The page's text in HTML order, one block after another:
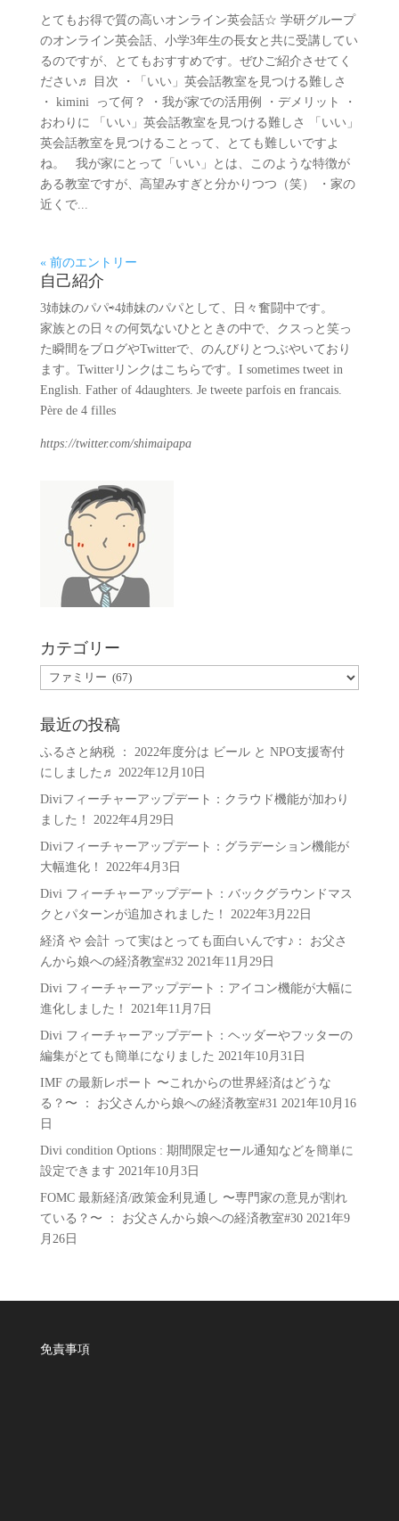
とてもお得で質の高いオンライン英会話☆ 学研グループ
のオンライン英会話、小学3年生の長女と共に受講してい
るのですが、とてもおすすめです。ぜひご紹介させてく
ださい♬ 目次 ・「いい」英会話教室を見つける難しさ
・ kimini って何？ ・我が家での活用例 ・デメリット ・
おわりに 「いい」英会話教室を見つける難しさ 「いい」
英会話教室を見つけることって、とても難しいですよ
ね。 我が家にとって「いい」とは、このような特徴が
ある教室ですが、高望みすぎと分かりつつ（笑） ・家の
近くで...
« 前のエントリー
自己紹介
3姉妹のパパ⇨4姉妹のパパとして、日々奮闘中です。
家族との日々の何気ないひとときの中で、クスっと笑っ
た瞬間をブログやTwitterで、のんびりとつぶやいており
ます。Twitterリンクはこちらです。I sometimes tweet in
English. Father of 4daughters. Je tweete parfois en francais.
Père de 4 filles
https://twitter.com/shimaipapa
カテゴリー
カ
ゴ
リ
ー
最近の投稿
ふるさと納税 ： 2022年度分は ビール と NPO支援寄付
にしました♬
2022年12月10日
Diviフィーチャーアップデート：クラウド機能が加わり
ました！
2022年4月29日
Diviフィーチャーアップデート：グラデーション機能が
大幅進化！
2022年4月3日
Divi フィーチャーアップデート：バックグラウンドマス
クとパターンが追加されました！
2022年3月22日
経済 や 会計 って実はとっても面白いんです♪： お父さ
んから娘への経済教室#32 2021年11月29日
Divi フィーチャーアップデート：アイコン機能が大幅に
進化しました！
2021年11月7日
Divi フィーチャーアップデート：ヘッダーやフッターの
編集がとても簡単になりました 2021年10月31日
IMF の最新レポート 〜これからの世界経済はどうな
る？〜 ： お父さんから娘への経済教室#31 2021年10月16
日
Divi condition Options : 期間限定セール通知などを簡単に
設定できます 2021年10月3日
FOMC 最新経済/政策金利見通し 〜専門家の意見が割れ
ている？〜 ： お父さんから娘への経済教室#30 2021年9
月26日
免責事項